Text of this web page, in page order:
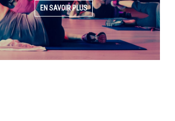
EN SAVOIR PLUS